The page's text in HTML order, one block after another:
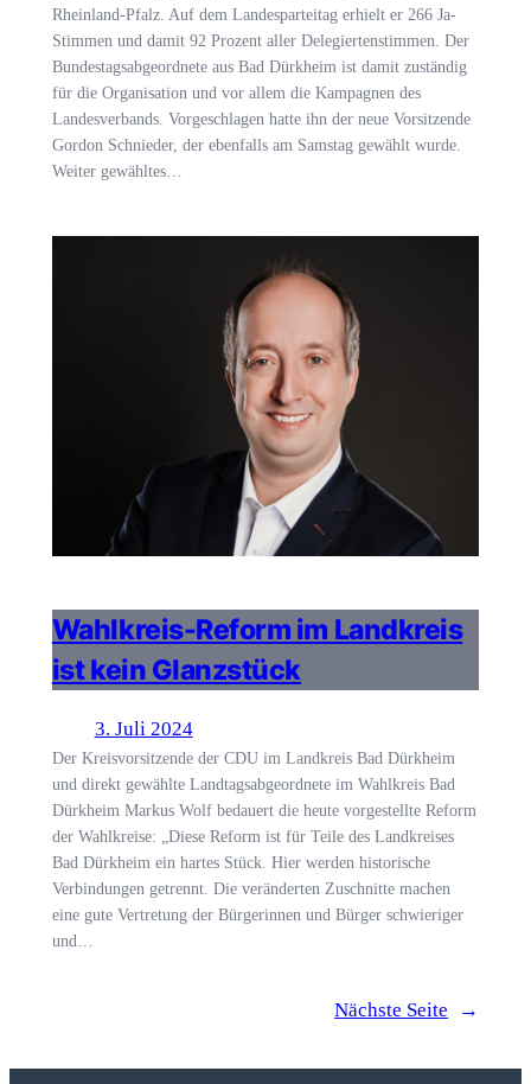
Rheinland-Pfalz. Auf dem Landesparteitag erhielt er 266 Ja-
Stimmen und damit 92 Prozent aller Delegiertenstimmen. Der
Bundestagsabgeordnete aus Bad Dürkheim ist damit zuständig
für die Organisation und vor allem die Kampagnen des
Landesverbands. Vorgeschlagen hatte ihn der neue Vorsitzende
Gordon Schnieder, der ebenfalls am Samstag gewählt wurde.
Weiter gewähltes…
Wahlkreis-Reform im Landkreis
ist kein Glanzstück
3. Juli 2024
Der Kreisvorsitzende der CDU im Landkreis Bad Dürkheim
und direkt gewählte Landtagsabgeordnete im Wahlkreis Bad
Dürkheim Markus Wolf bedauert die heute vorgestellte Reform
der Wahlkreise: „Diese Reform ist für Teile des Landkreises
Bad Dürkheim ein hartes Stück. Hier werden historische
Verbindungen getrennt. Die veränderten Zuschnitte machen
eine gute Vertretung der Bürgerinnen und Bürger schwieriger
und…
Nächste Seite →